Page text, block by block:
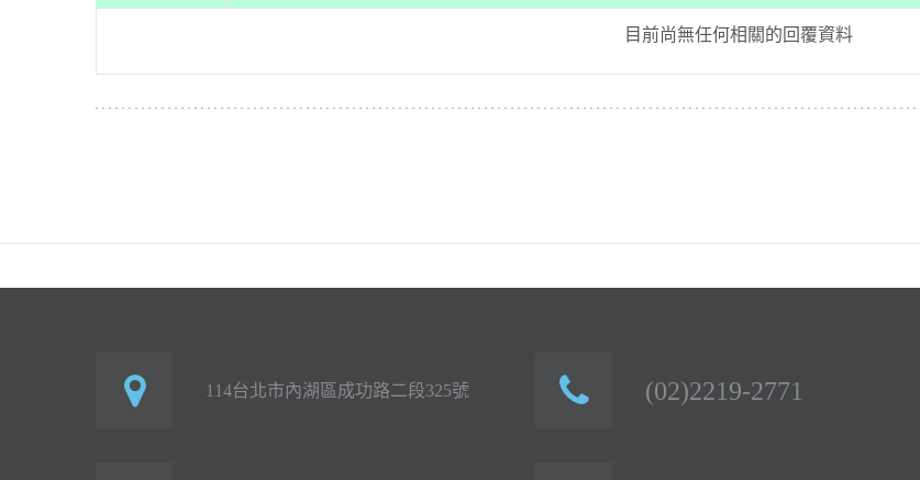
目前尚無任何相關的回覆資料
114台北市內湖區成功路二段325號 (02)2219-2771